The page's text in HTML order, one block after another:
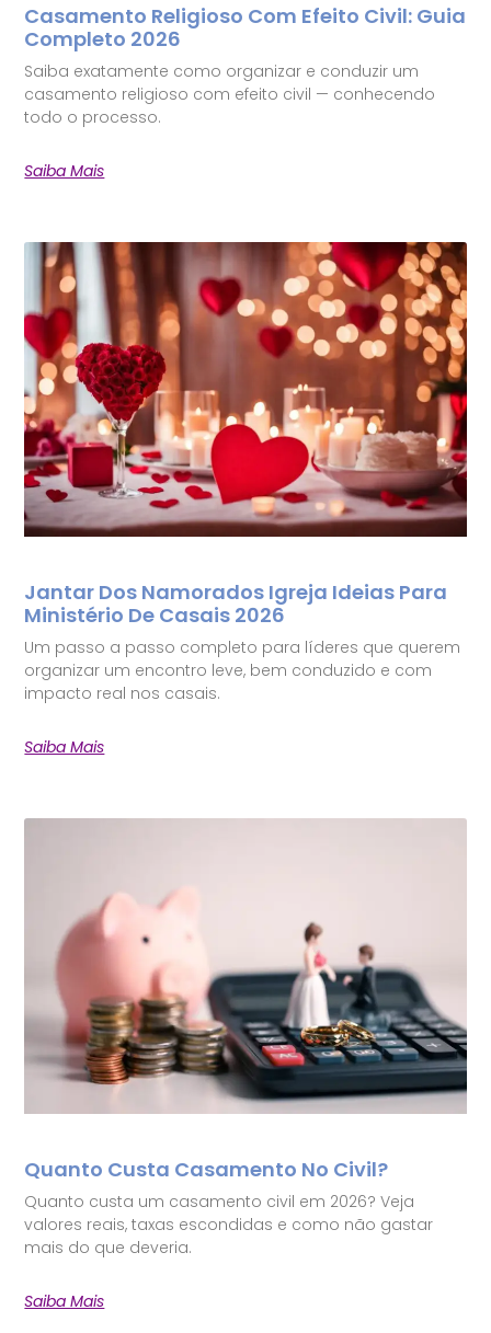
Casamento Religioso Com Efeito Civil: Guia
Completo 2026
Saiba exatamente como organizar e conduzir um
casamento religioso com efeito civil — conhecendo
todo o processo.
Saiba Mais
Jantar Dos Namorados Igreja Ideias Para
Ministério De Casais 2026
Um passo a passo completo para líderes que querem
organizar um encontro leve, bem conduzido e com
impacto real nos casais.
Saiba Mais
Quanto Custa Casamento No Civil?
Quanto custa um casamento civil em 2026? Veja
valores reais, taxas escondidas e como não gastar
mais do que deveria.
Saiba Mais